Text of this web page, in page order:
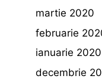
martie 2020
februarie
ianuarie 2020
decembrie